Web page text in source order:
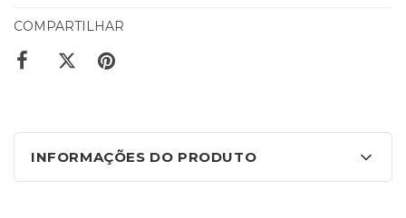
COMPARTILHAR
INFORMAÇÕES DO PRODUTO